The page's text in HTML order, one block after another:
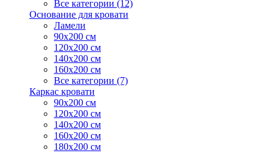
Все категории (12)
Основание для кровати
Ламели
90х200 см
120х200 см
140х200 см
160х200 см
Все категории (7)
Каркас кровати
90х200 см
120х200 см
140х200 см
160х200 см
180х200 см